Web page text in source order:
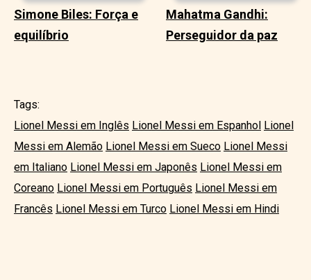
Simone Biles: Força e
equilíbrio
Mahatma Gandhi:
Perseguidor da paz
Tags:
Lionel Messi em Inglês Lionel Messi em Espanhol Lionel
Messi em Alemão Lionel Messi em Sueco Lionel Messi
em Italiano Lionel Messi em Japonês Lionel Messi em
Coreano Lionel Messi em Português Lionel Messi em
Francês Lionel Messi em Turco Lionel Messi em Hindi